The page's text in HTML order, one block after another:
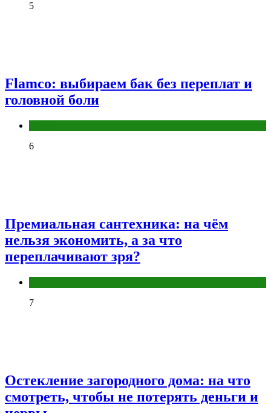
5
Flamco: выбираем бак без переплат и
головной боли
6
Премиальная сантехника: на чём
нельзя экономить, а за что
переплачивают зря?
7
Остекление загородного дома: на что
смотреть, чтобы не потерять деньги и